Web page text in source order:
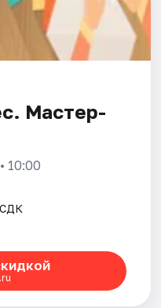
Мастер-
10:00